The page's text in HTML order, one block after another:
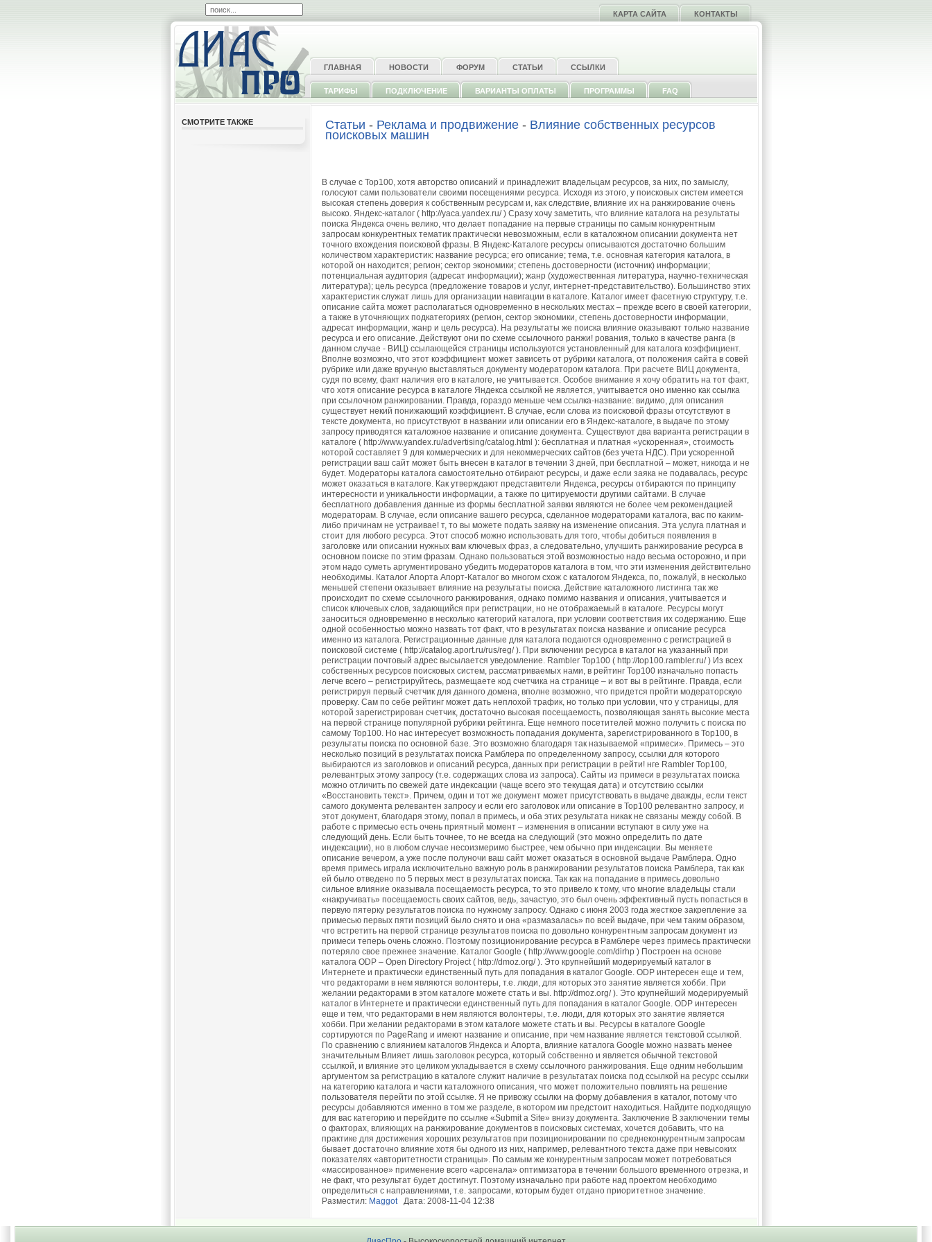
КАРТА САЙТА КОНТАКТЫ
ГЛАВНАЯ НОВОСТИ ФОРУМ СТАТЬИ ССЫЛКИ
ТАРИФЫ ПОДКЛЮЧЕНИЕ ВАРИАНТЫ ОПЛАТЫ ПРОГРАММЫ FAQ
СМОТРИТЕ ТАКЖЕ Статьи - Реклама и продвижение- Влияние собственных ресурсов
поисковых машин
В случае с Top100, хотя авторство описаний и принадлежит владельцам ресурсов, за них, по замыслу,
голосуют сами пользователи своими посещениями ресурса. Исходя из этого, у поисковых систем имеется
высокая степень доверия к собственным ресурсам и, как следствие, влияние их на ранжирование очень
высоко. Яндекс-каталог ( http://yaca.yandex.ru/ ) Сразу хочу заметить, что влияние каталога на результаты
поиска Яндекса очень велико, что делает попадание на первые страницы по самым конкурентным
запросам конкурентных тематик практически невозможным, если в каталожном описании документа нет
точного вхождения поисковой фразы. В Яндекс-Каталоге ресурсы описываются достаточно большим
количеством характеристик: название ресурса; его описание; тема, т.е. основная категория каталога, в
которой он находится; регион; сектор экономики; степень достоверности (источник) информации;
потенциальная аудитория (адресат информации); жанр (художественная литература, научно-техническая
литература); цель ресурса (предложение товаров и услуг, интернет-представительство). Большинство этих
характеристик служат лишь для организации навигации в каталоге. Каталог имеет фасетную структуру, т.е.
описание сайта может располагаться одновременно в нескольких местах – прежде всего в своей категории,
а также в уточняющих подкатегориях (регион, сектор экономики, степень достоверности информации,
адресат информации, жанр и цель ресурса). На результаты же поиска влияние оказывают только название
ресурса и его описание. Действуют они по схеме ссылочного ранжи! рования, только в качестве ранга (в
данном случае - ВИЦ) ссылающейся страницы используются установленный для каталога коэффициент.
Вполне возможно, что этот коэффициент может зависеть от рубрики каталога, от положения сайта в совей
рубрике или даже вручную выставляться документу модератором каталога. При расчете ВИЦ документа,
судя по всему, факт наличия его в каталоге, не учитывается. Особое внимание я хочу обратить на тот факт,
что хотя описание ресурса в каталоге Яндекса ссылкой не является, учитывается оно именно как ссылка
при ссылочном ранжировании. Правда, гораздо меньше чем ссылка-название: видимо, для описания
существует некий понижающий коэффициент. В случае, если слова из поисковой фразы отсутствуют в
тексте документа, но присутствуют в названии или описании его в Яндекс-каталоге, в выдаче по этому
запросу приводятся каталожное название и описание документа. Существуют два варианта регистрации в
каталоге ( http://www.yandex.ru/advertising/catalog.html ): бесплатная и платная «ускоренная», стоимость
которой составляет 9 для коммерческих и для некоммерческих сайтов (без учета НДС). При ускоренной
регистрации ваш сайт может быть внесен в каталог в течении 3 дней, при бесплатной – может, никогда и не
будет. Модераторы каталога самостоятельно отбирают ресурсы, и даже если заяка не подавалась, ресурс
может оказаться в каталоге. Как утверждают представители Яндекса, ресурсы отбираются по принципу
интересности и уникальности информации, а также по цитируемости другими сайтами. В случае
бесплатного добавления данные из формы бесплатной заявки являются не более чем рекомендацией
модераторам. В случае, если описание вашего ресурса, сделанное модераторами каталога, вас по каким-
либо причинам не устраивае! т, то вы можете подать заявку на изменение описания. Эта услуга платная и
стоит для любого ресурса. Этот способ можно использовать для того, чтобы добиться появления в
заголовке или описании нужных вам ключевых фраз, а следовательно, улучшить ранжирование ресурса в
основном поиске по этим фразам. Однако пользоваться этой возможностью надо весьма осторожно, и при
этом надо суметь аргументировано убедить модераторов каталога в том, что эти изменения действительно
необходимы. Каталог Апорта Апорт-Каталог во многом схож с каталогом Яндекса, по, пожалуй, в несколько
меньшей степени оказывает влияние на результаты поиска. Действие каталожного листинга так же
происходит по схеме ссылочного ранжирования, однако помимо названия и описания, учитывается и
список ключевых слов, задающийся при регистрации, но не отображаемый в каталоге. Ресурсы могут
заноситься одновременно в несколько категорий каталога, при условии соответствия их содержанию. Еще
одной особенностью можно назвать тот факт, что в результатах поиска название и описание ресурса
именно из каталога. Регистрационные данные для каталога подаются одновременно с регистрацией в
поисковой системе ( http://catalog.aport.ru/rus/reg/ ). При включении ресурса в каталог на указанный при
регистрации почтовый адрес высылается уведомление. Rambler Top100 ( http://top100.rambler.ru/ ) Из всех
собственных ресурсов поисковых систем, рассматриваемых нами, в рейтинг Top100 изначально попасть
легче всего – регистрируйтесь, размещаете код счетчика на странице – и вот вы в рейтинге. Правда, если
регистрируя первый счетчик для данного домена, вполне возможно, что придется пройти модераторскую
проверку. Сам по себе рейтинг может дать неплохой трафик, но только при условии, что у страницы, для
которой зарегистрирован счетчик, достаточно высокая посещаемость, позволяющая занять высокие места
на первой странице популярной рубрики рейтинга. Еще немного посетителей можно получить с поиска по
самому Top100. Но нас интересует возможность попадания документа, зарегистрированного в Top100, в
результаты поиска по основной базе. Это возможно благодаря так называемой «примеси». Примесь – это
несколько позиций в результатах поиска Рамблера по определенному запросу, ссылки для которого
выбираются из заголовков и описаний ресурса, данных при регистрации в рейти! нге Rambler Top100,
релевантрых этому запросу (т.е. содержащих слова из запроса). Сайты из примеси в результатах поиска
можно отличить по свежей дате индексации (чаще всего это текущая дата) и отсутствию ссылки
«Восстановить текст». Причем, один и тот же документ может присутствовать в выдаче дважды, если текст
самого документа релевантен запросу и если его заголовок или описание в Top100 релевантно запросу, и
этот документ, благодаря этому, попал в примесь, и оба этих результата никак не связаны между собой. В
работе с примесью есть очень приятный момент – изменения в описании вступают в силу уже на
следующий день. Если быть точнее, то не всегда на следующий (это можно определить по дате
индексации), но в любом случае несоизмеримо быстрее, чем обычно при индексации. Вы меняете
описание вечером, а уже после полуночи ваш сайт может оказаться в основной выдаче Рамблера. Одно
время примесь играла исключительно важную роль в ранжировании результатов поиска Рамблера, так как
ей было отведено по 5 первых мест в результатах поиска. Так как на попадание в примесь довольно
сильное влияние оказывала посещаемость ресурса, то это привело к тому, что многие владельцы стали
«накручивать» посещаемость своих сайтов, ведь, зачастую, это был очень эффективный пусть попасться в
первую пятерку результатов поиска по нужному запросу. Однако с июня 2003 года жесткое закрепление за
примесью первых пяти позиций было снято и она «размазалась» по всей выдаче, при чем таким образом,
что встретить на первой странице результатов поиска по довольно конкурентным запросам документ из
примеси теперь очень сложно. Поэтому позиционирование ресурса в Рамблере через примесь практически
потеряло свое прежнее значение. Каталог Google ( http://www.google.com/dirhp ) Построен на основе
каталога ODP – Open Directory Project ( http://dmoz.org/ ). Это крупнейший модерируемый каталог в
Интернете и практически единственный путь для попадания в каталог Google. ODP интересен еще и тем,
что редакторами в нем являются волонтеры, т.е. люди, для которых это занятие является хобби. При
желании редакторами в этом каталоге можете стать и вы. http://dmoz.org/ ). Это крупнейший модерируемый
каталог в Интернете и практически единственный путь для попадания в каталог Google. ODP интересен
еще и тем, что редакторами в нем являются волонтеры, т.е. люди, для которых это занятие является
хобби. При желании редакторами в этом каталоге можете стать и вы. Ресурсы в каталоге Google
сортируются по PageRang и имеют название и описание, при чем название является текстовой ссылкой.
По сравнению с влиянием каталогов Яндекса и Апорта, влияние каталога Google можно назвать менее
значительным Влияет лишь заголовок ресурса, который собственно и является обычной текстовой
ссылкой, и влияние это целиком укладывается в схему ссылочного ранжирования. Еще одним небольшим
аргументом за регистрацию в каталоге служит наличие в результатах поиска под ссылкой на ресурс ссылки
на категорию каталога и части каталожного описания, что может положительно повлиять на решение
пользователя перейти по этой ссылке. Я не привожу ссылки на форму добавления в каталог, потому что
ресурсы добавляются именно в том же разделе, в котором им предстоит находиться. Найдите подходящую
для вас категорию и перейдите по ссылке «Submit a Site» внизу документа. Заключение В заключении темы
о факторах, влияющих на ранжирование документов в поисковых системах, хочется добавить, что на
практике для достижения хороших результатов при позиционировании по среднеконкурентным запросам
бывает достаточно влияние хотя бы одного из них, например, релевантного текста даже при невысоких
показателях «авторитетности страницы». По самым же конкурентным запросам может потребоваться
«массированное» применение всего «арсенала» оптимизатора в течении большого временного отрезка, и
не факт, что результат будет достигнут. Поэтому изначально при работе над проектом необходимо
определиться с направлениями, т.е. запросами, которым будет отдано приоритетное значение.
Разместил: MaggotДата: 2008-11-04 12:38